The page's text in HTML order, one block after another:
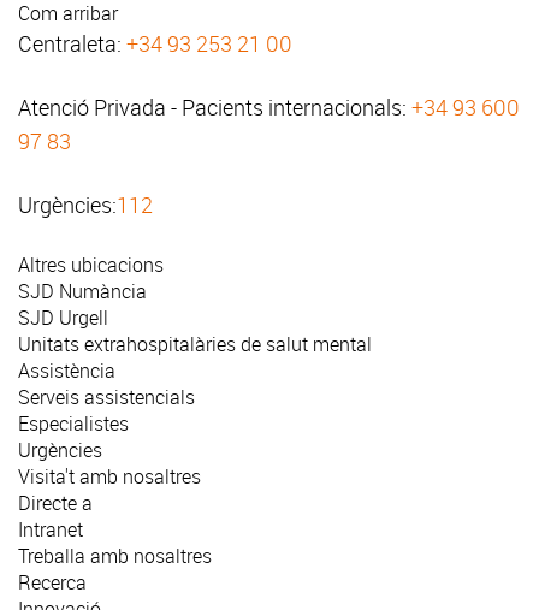
Com arribar
Centraleta: +34 93 253 21 00
Atenció Privada - Pacients internacionals: +34 93 600
97 83
Urgències:112
Altres ubicacions
SJD Numància
SJD Urgell
Unitats extrahospitalàries de salut mental
Assistència
Serveis assistencials
Especialistes
Urgències
Visita't amb nosaltres
Directe a
Intranet
Treballa amb nosaltres
Recerca